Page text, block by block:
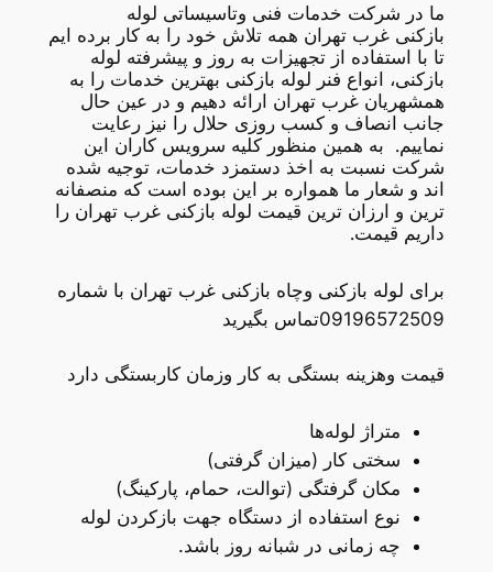
ما در شرکت خدمات فنی وتاسیساتی لوله
بازکنی غرب تهران همه تلاش خود را به کار برده ایم
تا با استفاده از تجهیزات به روز و پیشرفته لوله
بازکنی، انواع فنر لوله بازکنی بهترین خدمات را به
همشهریان غرب تهران ارائه دهیم و در عین حال
جانب انصاف و کسب روزی حلال را نیز رعایت
نماییم. به همین منظور کلیه سرویس کاران این
شرکت نسبت به اخذ دستمزد خدمات، توجیه شده
اند و شعار ما همواره بر این بوده است که منصفانه
ترین و ارزان ترین قیمت لوله بازکنی غرب تهران را
داریم قیمت.
برای لوله بازکنی وچاه بازکنی غرب تهران با شماره
09196572509تماس بگیرید
قیمت وهزینه بستگی به کار وزمان کاربستگی دارد
متراژ لوله‌ها
سختی کار (میزان گرفتی)
مکان گرفتگی (توالت، حمام، پارکینگ)
نوع استفاده از دستگاه جهت بازکردن لوله
چه زمانی در شبانه روز باشد.